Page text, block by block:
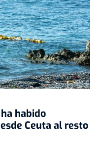
habido
Ceuta al resto